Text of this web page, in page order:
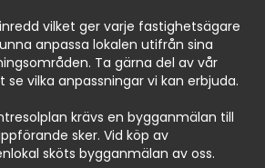
vilket ger varje fastighetsägare
anpassa lokalen utifrån sina
Ta gärna del av vår
vilka anpassningar vi kan erbjuda.
krävs en bygganmälan till
sker. Vid köp av
sköts bygganmälan av oss.